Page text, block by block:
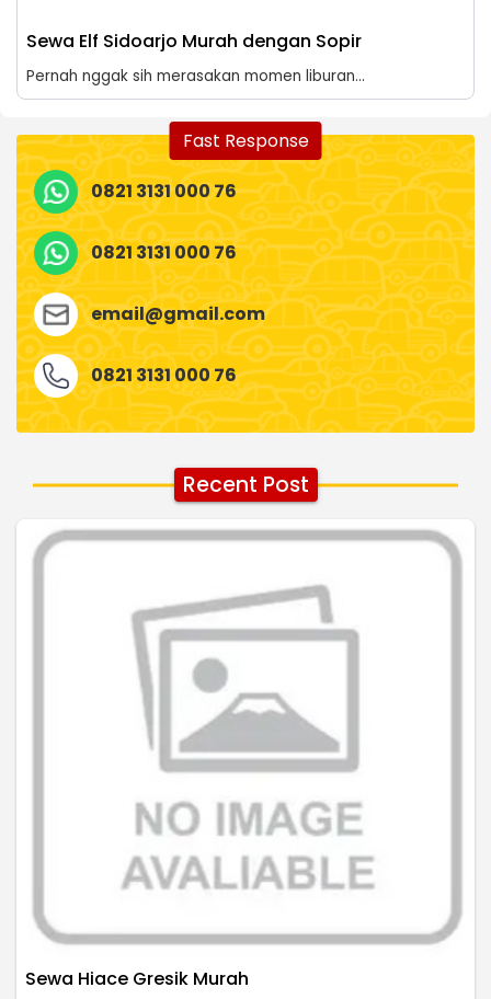
Sewa Elf Sidoarjo Murah dengan Sopir
Pernah nggak sih merasakan momen liburan...
Fast Response
0821 3131 000 76
0821 3131 000 76
email@gmail.com
0821 3131 000 76
Recent Post
Sewa Hiace Gresik Murah